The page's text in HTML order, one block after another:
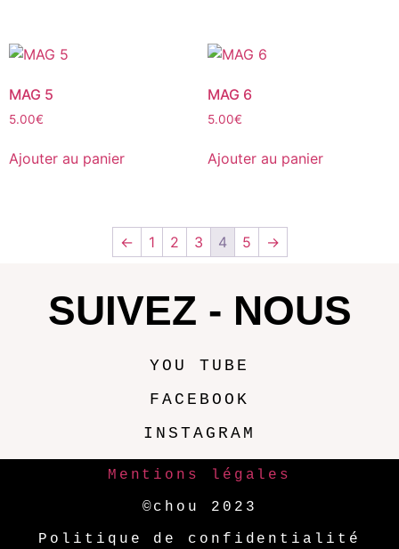
MAG 5
5.00€
Ajouter au panier
MAG 6
5.00€
Ajouter au panier
← 1 2 3 4 5 →
SUIVEZ - NOUS
YOU TUBE
FACEBOOK
INSTAGRAM
Mentions légales
©chou 2023
Politique de confidentialité